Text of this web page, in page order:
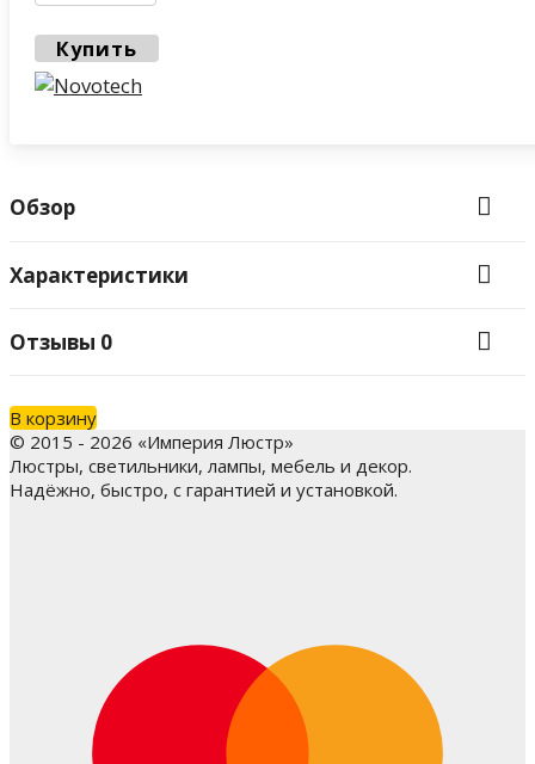
Купить
Обзор
Характеристики
Отзывы 0
В корзину
© 2015 - 2026 «Империя Люстр»
Люстры, светильники, лампы, мебель и декор.
Надёжно, быстро, с гарантией и установкой.